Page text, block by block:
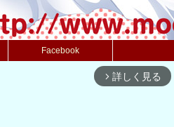
Facebook
arrow_forward_ios 詳しく見る